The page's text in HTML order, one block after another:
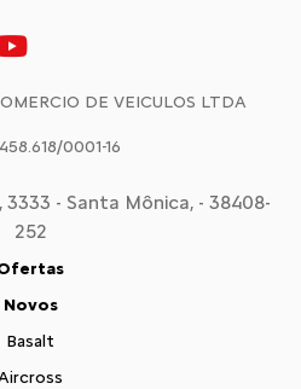
DE VEICULOS LTDA
0001-16
3333 - Santa Mônica, - 38408-
252
Novos
Basalt